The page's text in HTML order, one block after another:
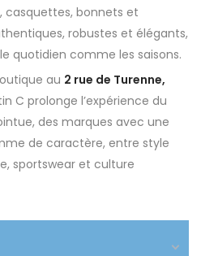
casquettes, bonnets et
robustes et élégants,
quotidien comme les saisons.
au 2 rue de Turenne,
C prolonge l’expérience du
des marques avec une
de caractère, entre style
sportswear et culture